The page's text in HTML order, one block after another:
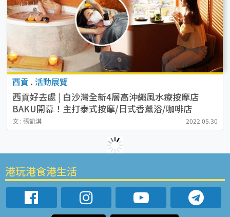
西貢 . 活動展覽
西貢好去處 | 白沙灣全新4層高沖繩風水療按摩店
BAKU開幕！主打泰式按摩/日式香薰浴/咖啡店
文 : 張凱淇 2022.05.30
港玩港食港生活